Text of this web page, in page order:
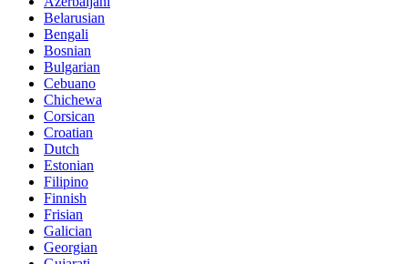
Belarusian
Bengali
Bosnian
Bulgarian
Cebuano
Chichewa
Corsican
Croatian
Dutch
Estonian
Filipino
Finnish
Frisian
Galician
Georgian